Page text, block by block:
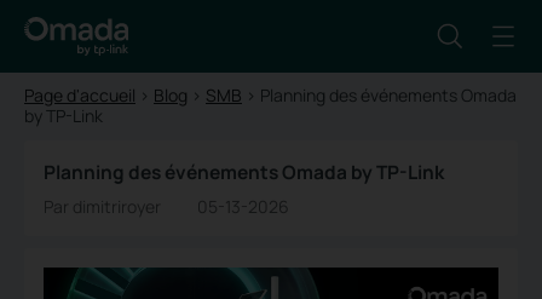
Page d'accueil > Blog > SMB > Planning des événements Omada
by TP-Link
Planning des événements Omada by TP-Link
Par dimitriroyer 05-13-2026